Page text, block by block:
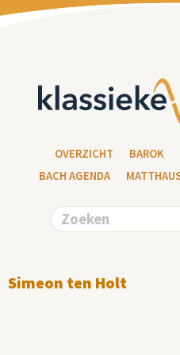
OVERZICHT BAROK
BACH AGENDA
Simeon ten Holt